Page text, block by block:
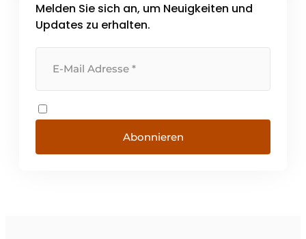
Melden Sie sich an, um Neuigkeiten und
Updates zu erhalten.
Abonnieren